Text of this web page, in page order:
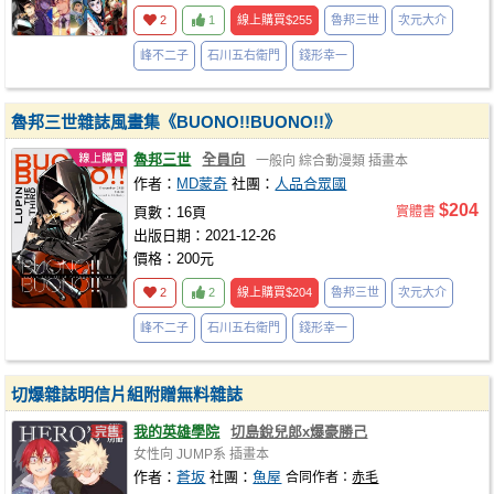
2 1 線上購買$255 魯邦三世 次元大介
峰不二子 石川五右衛門 錢形幸一
魯邦三世雜誌風畫集《BUONO!!BUONO!!》
魯邦三世 全員向 一般向 綜合動漫類 插畫本
作者： MD蒙奇 社團： 人品合眾國
頁數：16頁
出版日期：2021-12-26
價格：200元
實體書 $204
2 2 線上購買$204 魯邦三世 次元大介
峰不二子 石川五右衛門 錢形幸一
切爆雜誌明信片組附贈無料雜誌
我的英雄學院 切島銳兒郎x爆豪勝己
女性向 JUMP系 插畫本
作者：蒼坂 社團：魚屋 合同作者：赤毛